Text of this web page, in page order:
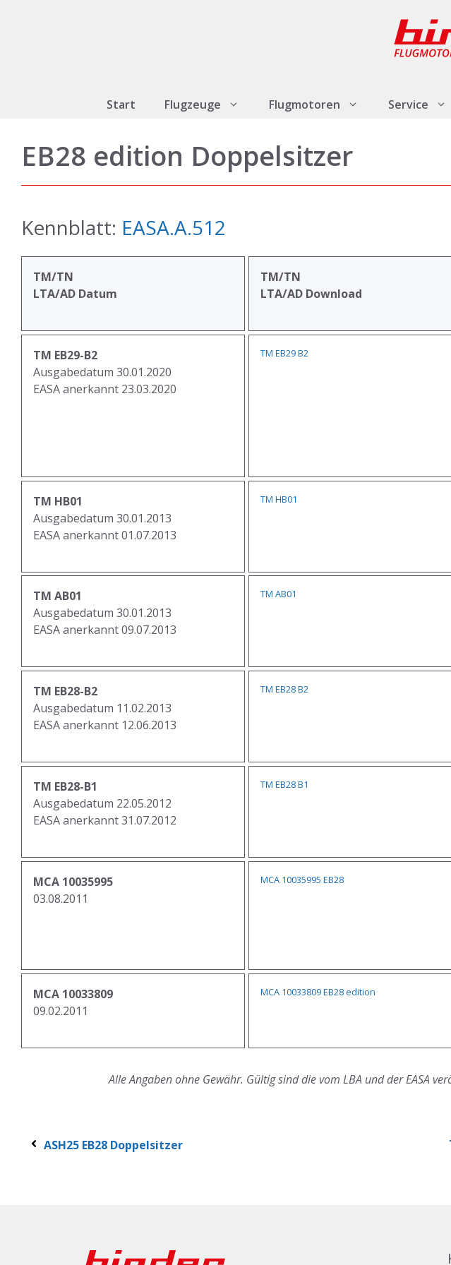
Start Flugzeuge Flugmotoren Service
EB28 edition Doppelsitzer
Kennblatt: EASA.A.512
TM/TN
LTA/AD Datum
TM/TN
LTA/AD Download
TM EB29-B2
Ausgabedatum 30.01.2020
EASA anerkannt 23.03.2020
TM EB29 B2
TM HB01
Ausgabedatum 30.01.2013
EASA anerkannt 01.07.2013
TM HB01
TM AB01
Ausgabedatum 30.01.2013
EASA anerkannt 09.07.2013
TM AB01
TM EB28-B2
Ausgabedatum 11.02.2013
EASA anerkannt 12.06.2013
TM EB28 B2
TM EB28-B1
Ausgabedatum 22.05.2012
EASA anerkannt 31.07.2012
TM EB28 B1
MCA 10035995
03.08.2011
MCA 10035995 EB28
MCA 10033809
09.02.2011
MCA 10033809 EB28 edition
Alle Angaben ohne Gewähr. Gültig sind die vom LBA und der EASA
ASH25 EB28 Doppelsitzer